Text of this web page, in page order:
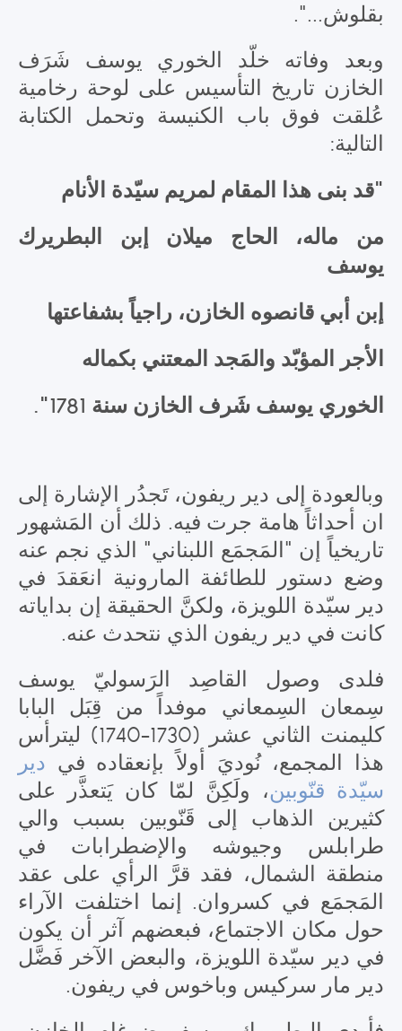
بقلوش...".
وبعد وفاته خلّد الخوري يوسف شَرَف
الخازن تاريخ التأسيس على لوحة رخامية
عُلقت فوق باب الكنيسة وتحمل الكتابة
التالية:
"قد بنى هذا المقام لمريم سيّدة الأنام
من ماله، الحاج ميلان إبن البطريرك
يوسف
إبن أبي قانصوه الخازن، راجياً بشفاعتها
الأجر المؤبّد والمَجد المعتني بكماله
الخوري يوسف شَرف الخازن سنة 1781".
وبالعودة إلى دير ريفون، تَجدُر الإشارة إلى
ان أحداثاً هامة جرت فيه. ذلك أن المَشهور
تاريخياً إن "المَجمَع اللبناني" الذي نجم عنه
وضع دستور للطائفة المارونية انعَقدَ في
دير سيّدة اللويزة، ولكنَّ الحقيقة إن بداياته
كانت في دير ريفون الذي نتحدث عنه.
فلدى وصول القاصِد الرَسوليّ يوسف
سِمعان السِمعاني موفداً من قِبَل البابا
كليمنت الثاني عشر (1730-1740) ليترأس
هذا المجمع، نُوديَ أولاً بإنعقاده في دير
سيّدة قنّوبين، ولَكِنَّ لمّا كان يَتعذَّر على
كثيرين الذهاب إلى قَنّوبين بسبب والي
طرابلس وجيوشه والإضطرابات في
منطقة الشمال، فقد قرَّ الرأي على عقد
المَجمَع في كسروان. إنما اختلفت الآراء
حول مكان الاجتماع، فبعضهم آثر أن يكون
في دير سيّدة اللويزة، والبعض الآخر فَضَّل
دير مار سركيس وباخوس في ريفون.